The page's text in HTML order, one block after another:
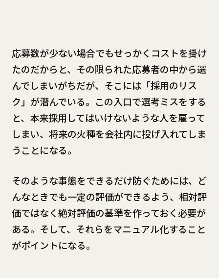
応募数が少ない場合でもせっかくコストを掛け
たのだからと、その限られた応募者の中から選
んでしまいがちだが、そこには「採用のリス
ク」が潜んでいる。この入口で選考ミスをする
と、本来採用してはいけないような人を雇って
しまい、将来の火種を会社内に投げ入れてしま
うことになる。
そのような事態をできるだけ防ぐためには、ど
んなときでも一定の評価ができるよう、相対評
価ではなく絶対評価の基準を作っておく必要が
ある。そして、それらをマニュアル化すること
がポイントになる。